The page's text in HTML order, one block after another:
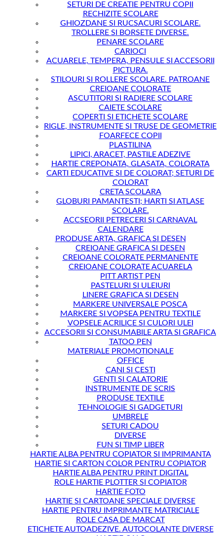
SETURI DE CREATIE PENTRU COPII
RECHIZITE SCOLARE
GHIOZDANE SI RUCSACURI SCOLARE.
TROLLERE SI BORSETE DIVERSE.
PENARE SCOLARE
CARIOCI
ACUARELE, TEMPERA, PENSULE SI ACCESORII
PICTURA.
STILOURI SI ROLLERE SCOLARE. PATROANE
CREIOANE COLORATE
ASCUTITORI SI RADIERE SCOLARE
CAIETE SCOLARE
COPERTI SI ETICHETE SCOLARE
RIGLE, INSTRUMENTE SI TRUSE DE GEOMETRIE
FOARFECE COPII
PLASTILINA
LIPICI, ARACET, PASTILE ADEZIVE
HARTIE CREPONATA, GLASATA, COLORATA
CARTI EDUCATIVE SI DE COLORAT; SETURI DE
COLORAT
CRETA SCOLARA
GLOBURI PAMANTESTI; HARTI SI ATLASE
SCOLARE.
ACCSEORII PETRECERI SI CARNAVAL
CALENDARE
PRODUSE ARTA, GRAFICA SI DESEN
CREIOANE GRAFICA SI DESEN
CREIOANE COLORATE PERMANENTE
CREIOANE COLORATE ACUARELA
PITT ARTIST PEN
PASTELURI SI ULEIURI
LINERE GRAFICA SI DESEN
MARKERE UNIVERSALE POSCA
MARKERE SI VOPSEA PENTRU TEXTILE
VOPSELE ACRILICE SI CULORI ULEI
ACCESORII SI CONSUMABILE ARTA SI GRAFICA
TATOO PEN
MATERIALE PROMOTIONALE
OFFICE
CANI SI CESTI
GENTI SI CALATORIE
INSTRUMENTE DE SCRIS
PRODUSE TEXTILE
TEHNOLOGIE SI GADGETURI
UMBRELE
SETURI CADOU
DIVERSE
FUN SI TIMP LIBER
HARTIE ALBA PENTRU COPIATOR SI IMPRIMANTA
HARTIE SI CARTON COLOR PENTRU COPIATOR
HARTIE ALBA PENTRU PRINT DIGITAL
ROLE HARTIE PLOTTER SI COPIATOR
HARTIE FOTO
HARTIE SI CARTOANE SPECIALE DIVERSE
HARTIE PENTRU IMPRIMANTE MATRICIALE
ROLE CASA DE MARCAT
ETICHETE AUTOADEZIVE. AUTOCOLANTE DIVERSE